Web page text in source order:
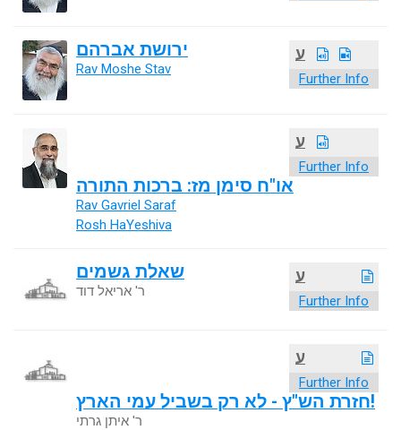
ע
Further Info
ירושת אברהם
Rav Moshe Stav
ע
Further Info
או"ח סימן מז: ברכות התורה
Rav Gavriel Saraf
Rosh HaYeshiva
ע
Further Info
שאלת גשמים
ר' אריאל דוד
ע
Further Info
חזרת הש"ץ - לא רק בשביל עמי הארץ!
ר' איתן גרתי